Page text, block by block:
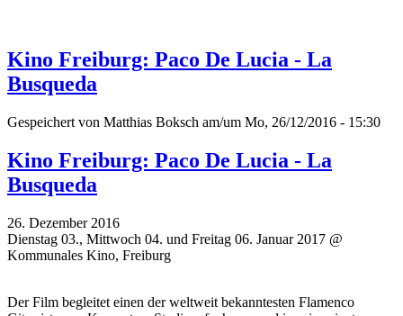
Kino Freiburg: Paco De Lucia - La
Busqueda
Gespeichert von Matthias Boksch am/um Mo, 26/12/2016 - 15:30
Kino Freiburg: Paco De Lucia - La
Busqueda
26. Dezember 2016
Dienstag 03., Mittwoch 04. und Freitag 06. Januar 2017 @
Kommunales Kino, Freiburg
Der Film begleitet einen der weltweit bekanntesten Flamenco